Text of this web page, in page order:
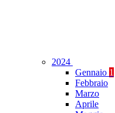
2024
Gennaio 1
Febbraio
Marzo
Aprile